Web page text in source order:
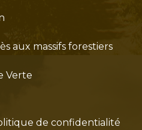
aux massifs forestiers
Verte
de confidentialité